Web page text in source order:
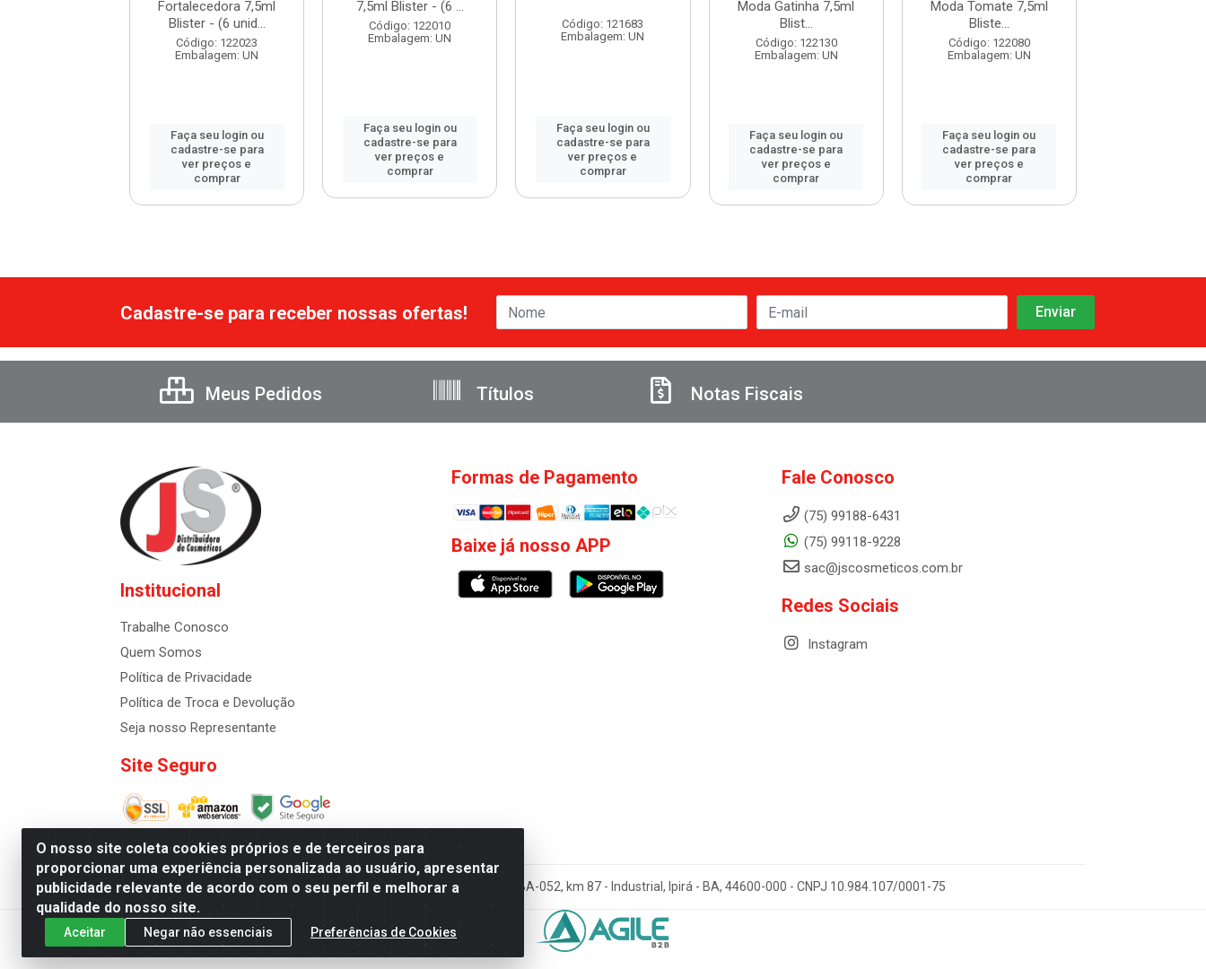
Fortalecedora 7,5ml
Blister - (6 unid...
Código: 122023
Embalagem: UN
Faça seu login ou
cadastre-se para
ver preços e
comprar
7,5ml Blister - (6 ...
Código: 122010
Embalagem: UN
Faça seu login ou
cadastre-se para
ver preços e
comprar
Código: 121683
Embalagem: UN
Faça seu login ou
cadastre-se para
ver preços e
comprar
Moda Gatinha 7,5ml
Blist...
Código: 122130
Embalagem: UN
Faça seu login ou
cadastre-se para
ver preços e
comprar
Moda Tomate 7,5ml
Bliste...
Código: 122080
Embalagem: UN
Faça seu login ou
cadastre-se para
ver preços e
comprar
O nosso site coleta cookies próprios e de terceiros para
proporcionar uma experiência personalizada ao usuário, apresentar
publicidade relevante de acordo com o seu perfil e melhorar a
qualidade do nosso site.
Aceitar Negar não essenciais Preferências de Cookies
Cadastre-se para receber nossas ofertas!
Meus Pedidos Títulos Notas Fiscais
Institucional
Trabalhe Conosco
Quem Somos
Política de Privacidade
Política de Troca e Devolução
Seja nosso Representante
Site Seguro
Formas de Pagamento
Baixe já nosso APP
Fale Conosco
(75) 99188-6431
(75) 99118-9228
sac@jscosmeticos.com.br
Redes Sociais
Instagram
Distribuidora de Cosméticos Antoneto LTDA - BA-052, km 87 - Industrial, Ipirá - BA, 44600-000 - CNPJ 10.984.107/0001-75